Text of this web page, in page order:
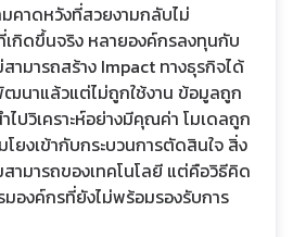
คาดหวังที่สวยงามกลับไม่
กิดขึ้นจริง หลายองค์กรลงทุนกับ
ามารถสร้าง Impact ทางธุรกิจได้
ฒนาแล้วแต่ไม่ถูกใช้งาน ข้อมูลถูก
ปวิเคราะห์อย่างมีคุณค่า โมเดลถูก
ยงเข้ากับกระบวนการตัดสินใจ สิ่ง
ามารถของเทคโนโลยี แต่คือวิธีคิด
องค์กรที่ยังไม่พร้อมรองรับการ